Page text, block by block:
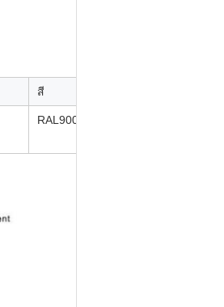
สี
RAL9005